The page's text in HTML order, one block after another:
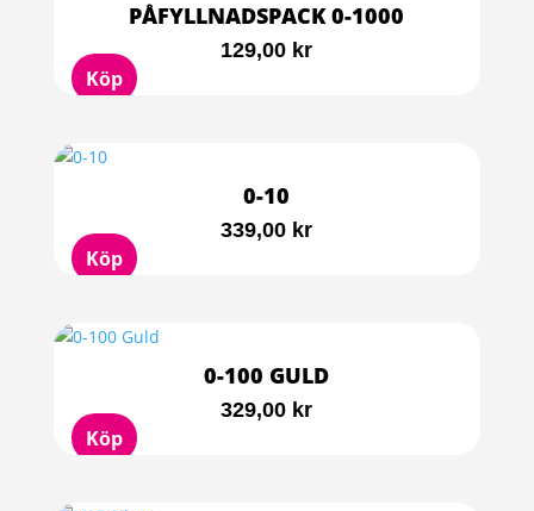
PÅFYLLNADSPACK 0-1000
129,00 kr
Köp
0-10
339,00 kr
Köp
0-100 GULD
329,00 kr
Köp